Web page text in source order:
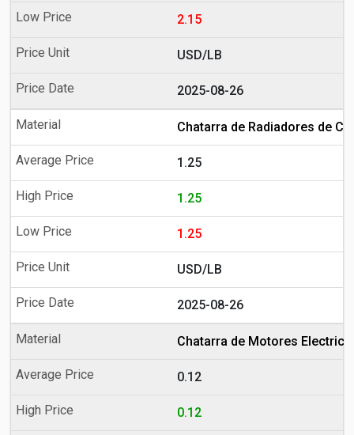
2.15
USD/LB
2025-08-26
Chatarra de Radiadores de
1.25
1.25
1.25
USD/LB
2025-08-26
Chatarra de Motores
0.12
0.12